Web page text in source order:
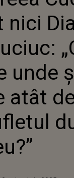
TARE ÎL
nici
unde
atât